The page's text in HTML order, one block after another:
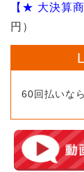
【★ 大決算
円）
60回払いなら